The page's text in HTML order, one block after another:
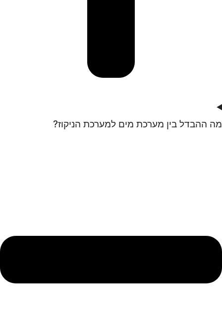
מה ההבדל בין מערכת מים למערכת הניקוז?